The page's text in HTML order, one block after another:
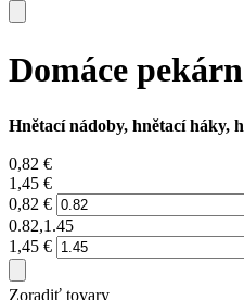
Domáce
Hnětací nádoby, hnětací háky,
0,82 €
1,45 €
0,82 €
0.82,1.45
1,45 €
Zoradiť tovary